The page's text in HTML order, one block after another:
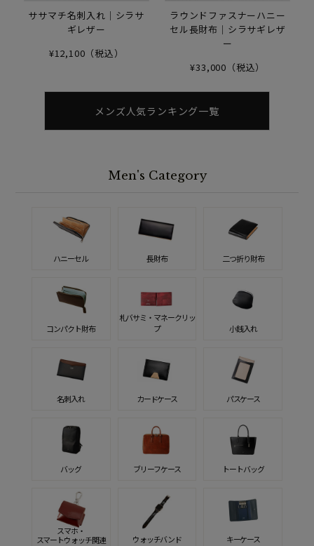
ササマチ名刺入れ｜シラサ
ギレザー
¥12,100（税込）
ラウンドファスナーハニー
セル長財布｜シラサギレザ
ー
¥33,000（税込）
メンズ人気ランキング一覧
Men's Category
ハニーセル 長財布 二つ折り財布
コンパクト財布
札バサミ・マネークリッ
プ
小銭入れ
名刺入れ カードケース パスケース
バッグ ブリーフケース トートバッグ
スマホ・
スマートウォッチ関連
ウォッチバンド キーケース